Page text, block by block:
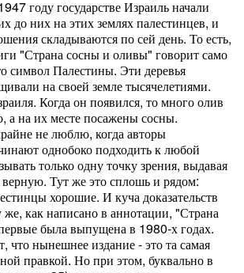
году государстве Израиль начали
до них на этих землях палестинцев, и
складываются по сей день. То есть,
"Страна сосны и оливы" говорит само
символ Палестины. Эти деревья
на своей земле тысячелетиями.
Когда он появился, то много олив
а на их месте посажены сосны.
не люблю, когда авторы
однобоко подходить к любой
только одну точку зрения, выдавая
верную. Тут же это сплошь и рядом:
хорошие. И куча доказательств
как написано в аннотации, "Страна
была выпущена в 1980-х годах.
нынешнее издание - это та самая
правкой. Но при этом, буквально в